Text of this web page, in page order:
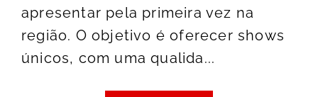
apresentar pela primeira vez na
região. O objetivo é oferecer shows
únicos, com uma qualida...